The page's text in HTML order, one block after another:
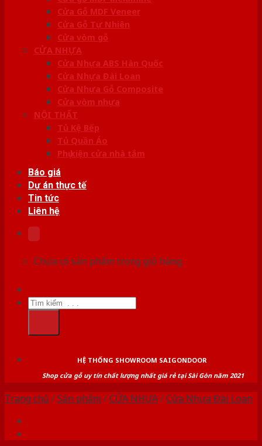
Cửa Gỗ MDF Veneer
Cửa Gỗ Tự Nhiên
Cửa vòm gỗ
CỬA NHỰA
Cửa Nhựa ABS Hàn Quốc
Cửa Nhựa Đài Loan
Cửa Nhựa Gỗ Composite
Cửa vòm nhựa
NỘI THẤT
Tủ Kệ Bếp
Tủ Quần Áo
Phụ kiện cửa nhà tắm
Báo giá
Dự án thực tế
Tin tức
Liên hệ
Chưa có sản phẩm trong giỏ hàng.
Tìm
kiếm:
HỆ THỐNG SHOWROOM SAIGONDOOR
Shop cửa gỗ uy tín chất lượng nhất giá rẻ tại Sài Gòn năm 2021
Trang chủ /Sản phẩm /CỬA NHỰA/Cửa Nhựa Đài Loan